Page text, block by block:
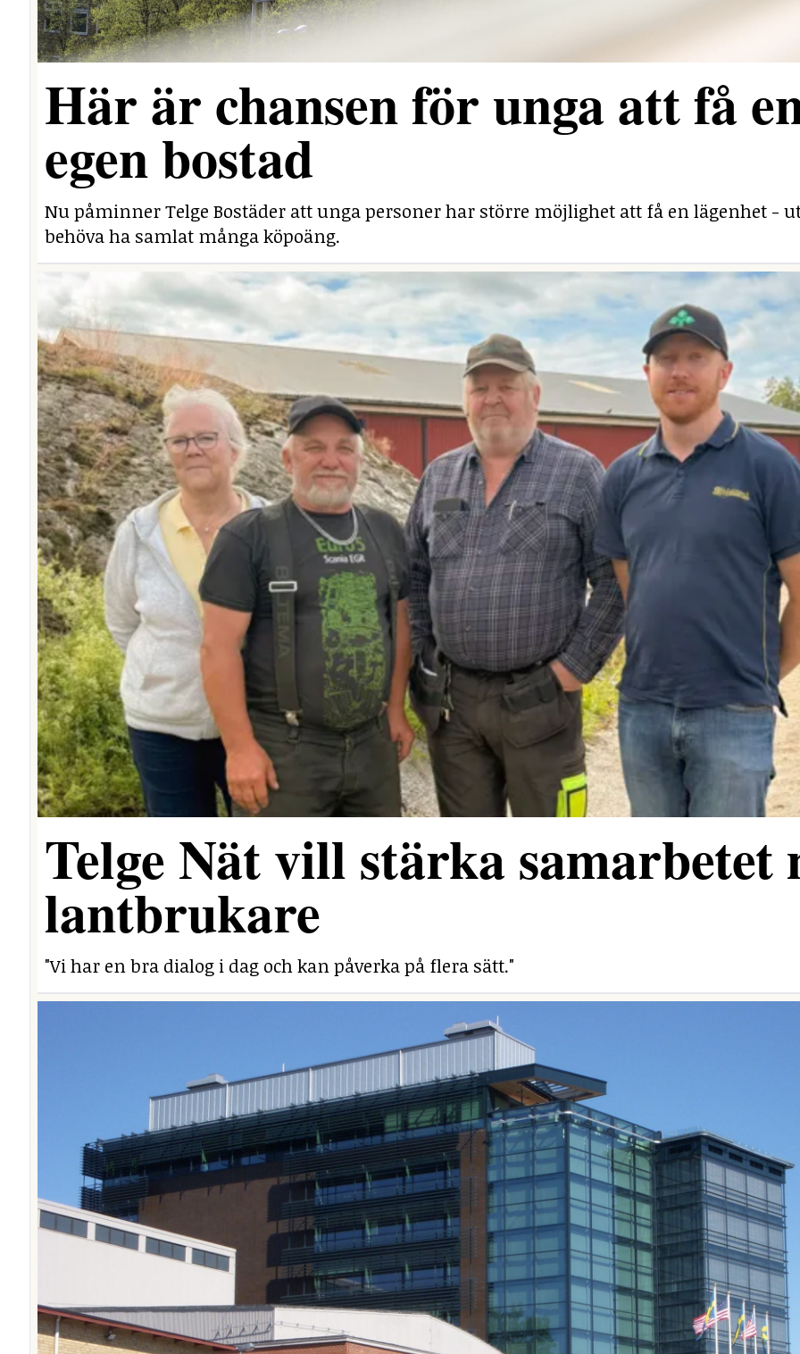
Här är chansen för unga att få
egen bostad
Nu påminner Telge Bostäder att unga personer har större möjlighet att få en lägenhet -
behöva ha samlat många köpoäng.
Telge Nät vill stärka samarbetet
lantbrukare
"Vi har en bra dialog i dag och kan påverka på flera sätt."